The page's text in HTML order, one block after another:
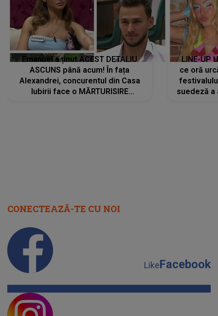
Emanuel a ținut ACEST DETALIU
ASCUNS până acum! În fața
Alexandrei, concurentul din Casa
Iubirii face o MĂRTURISIRE
LINE-UP
ce oră
suedeză a
CONECTEAZĂ-TE CU NOI
LikeFacebook